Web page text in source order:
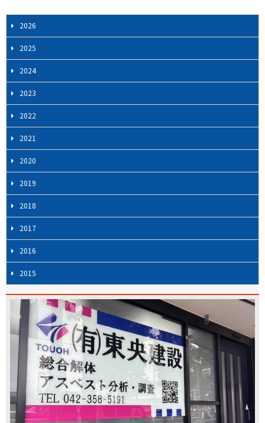
ナ
ビ
ゲ
ー
シ
ョ
ン
2026
2025
2024
2023
2022
2021
2020
2019
2018
2017
2016
2015